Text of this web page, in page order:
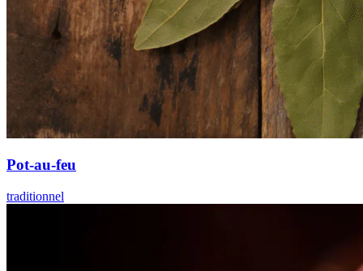
Pot-au-feu
traditionnel